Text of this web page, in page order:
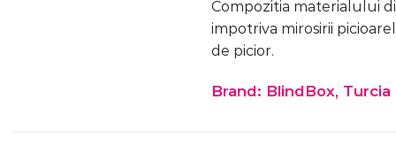
Compozitia materialului
impotriva mirosirii
de picior.
Brand: BlindBox, Turcia